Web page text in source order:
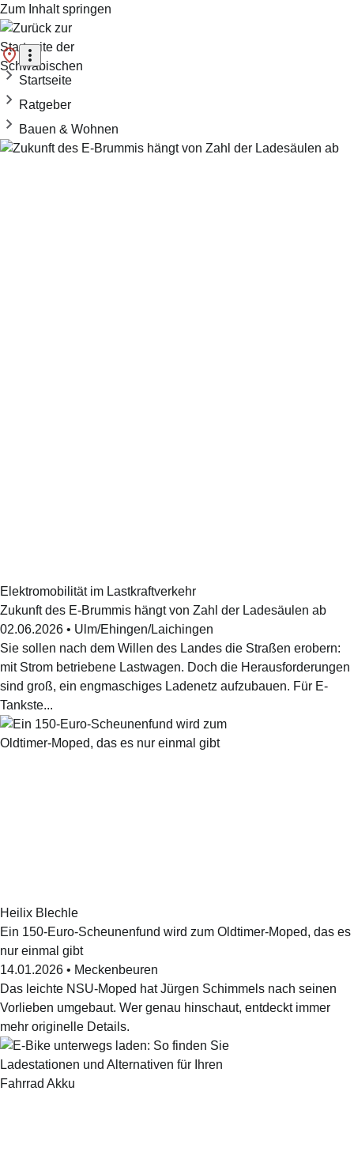
Zum Inhalt springen
Startseite
Ratgeber
Bauen & Wohnen
Elektromobilität im Lastkraftverkehr
Zukunft des E-Brummis hängt von Zahl der Ladesäulen ab
02.06.2026 • Ulm/Ehingen/Laichingen
Sie sollen nach dem Willen des Landes die Straßen erobern:
mit Strom betriebene Lastwagen. Doch die Herausforderungen
sind groß, ein engmaschiges Ladenetz aufzubauen. Für E-
Tankste...
Heilix Blechle
Ein 150-Euro-Scheunenfund wird zum Oldtimer-Moped, das es
nur einmal gibt
14.01.2026 • Meckenbeuren
Das leichte NSU-Moped hat Jürgen Schimmels nach seinen
Vorlieben umgebaut. Wer genau hinschaut, entdeckt immer
mehr originelle Details.